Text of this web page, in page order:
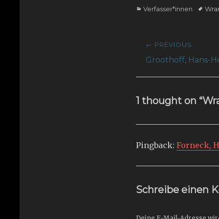
Categories
Verfasser*innen Tags
← PREVIOUS
Previous
Groothoff, Hans-
1 thought on
Pingback: Forneck,
Schreibe einen